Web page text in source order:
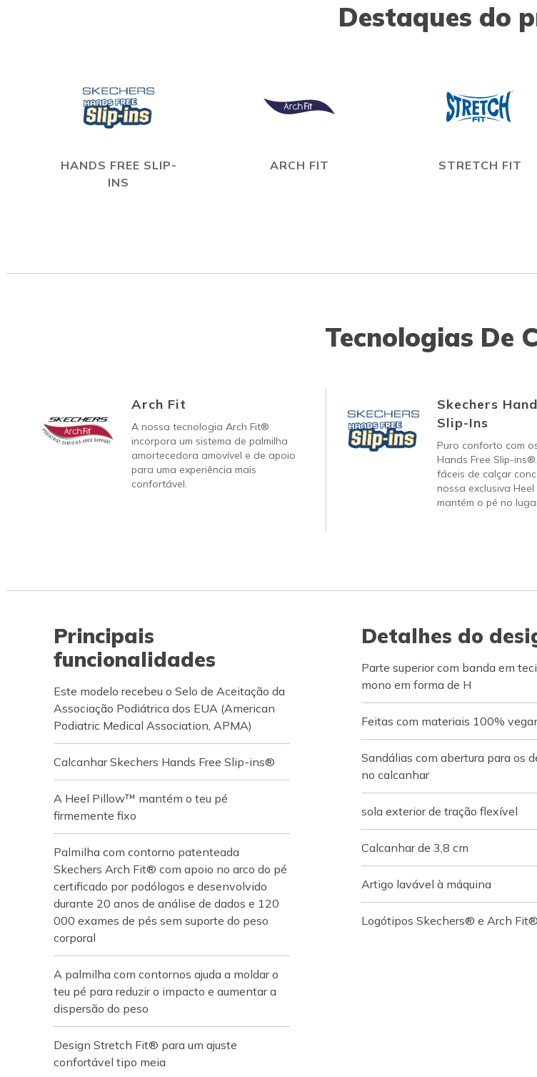
Destaques do
HANDS FREE SLIP-
INS
ARCH FIT STRETCH FIT
Tecnologias De
Arch Fit
A nossa tecnologia Arch Fit®
incorpora um sistema de palmilha
amortecedora amovível e de apoio
para uma experiência mais
confortável.
Skechers
Slip-Ins
Puro conforto com
Hands Free Slip-
fáceis de calçar
nossa exclusiva
mantém o pé no
Principais
funcionalidades
Este modelo recebeu o Selo de Aceitação da
Associação Podiátrica dos EUA (American
Podiatric Medical Association, APMA)
Calcanhar Skechers Hands Free Slip-ins®
A Heel Pillow™ mantém o teu pé
firmemente fixo
Palmilha com contorno patenteada
Skechers Arch Fit® com apoio no arco do pé
certificado por podólogos e desenvolvido
durante 20 anos de análise de dados e 120
000 exames de pés sem suporte do peso
corporal
A palmilha com contornos ajuda a moldar o
teu pé para reduzir o impacto e aumentar a
dispersão do peso
Design Stretch Fit® para um ajuste
confortável tipo meia
Detalhes do
Parte superior com banda em
mono em forma de H
Feitas com materiais 100%
Sandálias com abertura para os
no calcanhar
sola exterior de tração flexível
Calcanhar de 3,8 cm
Artigo lavável à máquina
Logótipos Skechers® e Arch